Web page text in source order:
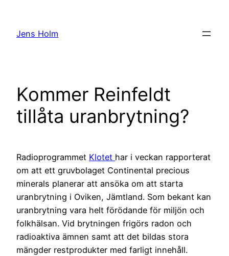
innehåll
Jens Holm
Kommer Reinfeldt
tillåta uranbrytning?
Radioprogrammet Klotet har i veckan rapporterat
om att ett gruvbolaget Continental precious
minerals planerar att ansöka om att starta
uranbrytning i Oviken, Jämtland. Som bekant kan
uranbrytning vara helt förödande för miljön och
folkhälsan. Vid brytningen frigörs radon och
radioaktiva ämnen samt att det bildas stora
mängder restprodukter med farligt innehåll.